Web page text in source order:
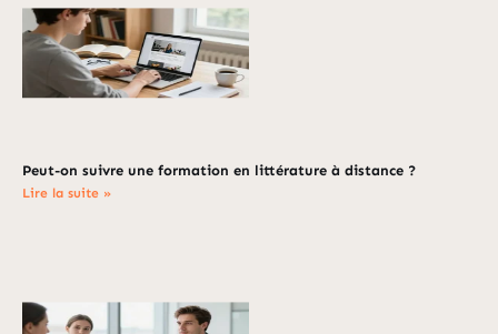
Peut-on suivre une formation en littérature à distance ?
Lire la suite »